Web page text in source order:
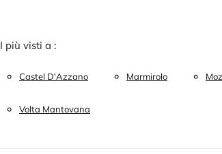
I più visti a :
Castel D'Azzano Marmirolo
Volta Mantovana